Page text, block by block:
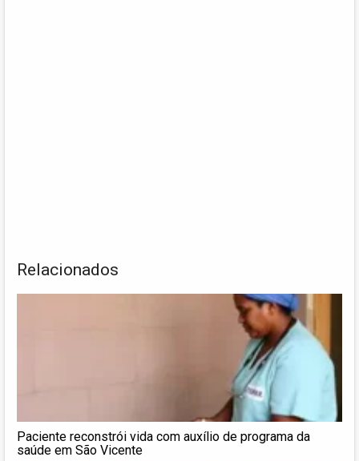
Relacionados
Paciente reconstrói vida com auxílio de programa da
saúde em São Vicente